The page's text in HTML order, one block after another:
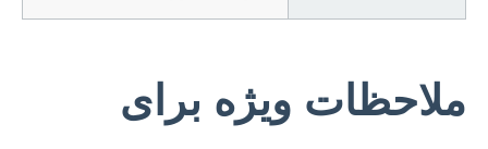
ملاحظات ویژه برای